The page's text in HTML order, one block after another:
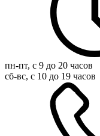
пн-пт, с 9 до 20 часов
сб-вс, с 10 до 19 часов